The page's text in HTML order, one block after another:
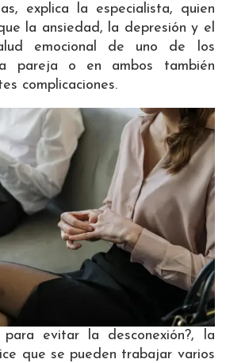
explica la especialista, quien
la ansiedad, la depresión y el
emocional de uno de los
pareja o en ambos también
complicaciones.
para evitar la desconexión?, la
que se pueden trabajar varios